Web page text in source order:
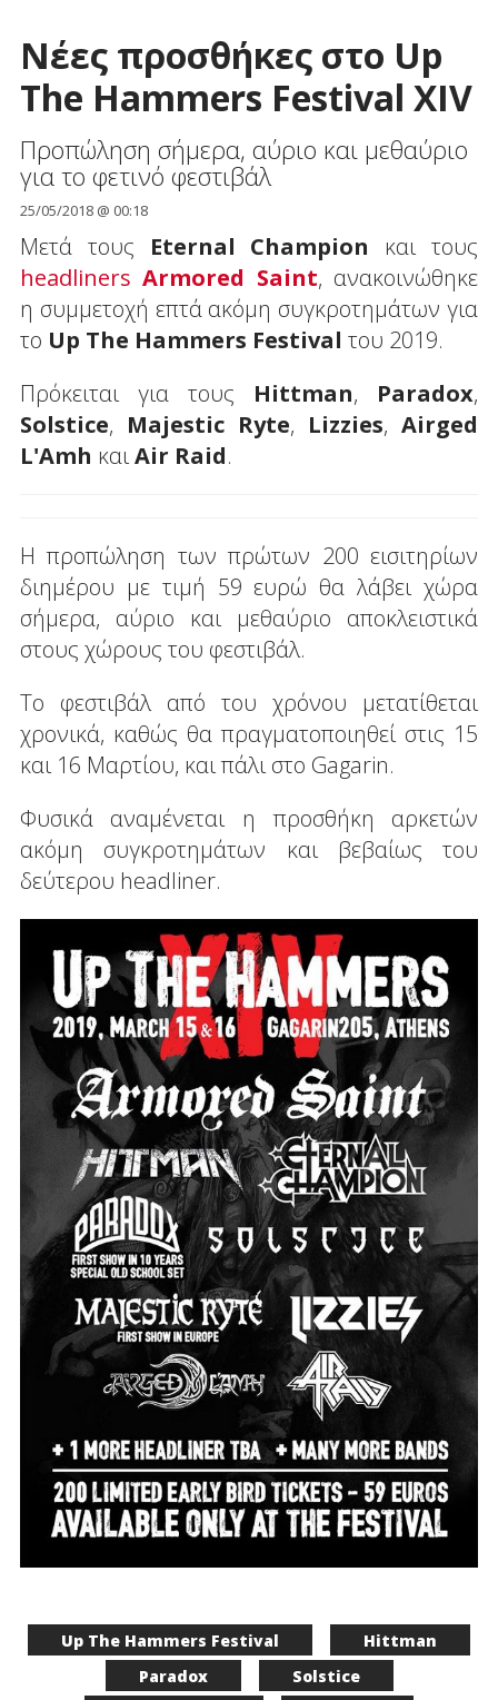
Νέες προσθήκες στο Up
The Hammers Festival XIV
Προπώληση σήμερα, αύριο και μεθαύριο
για το φετινό φεστιβάλ
25/05/2018 @ 00:18
Μετά τους Eternal Champion και τους
headlinersArmored Saint, ανακοινώθηκε
η συμμετοχή επτά ακόμη συγκροτημάτων για
το Up The Hammers Festival του 2019.
Πρόκειται για τους Hittman, Paradox,
Solstice, Majestic Ryte, Lizzies,Airged
L'Amh καιAir Raid.
Η προπώληση των πρώτων 200 εισιτηρίων
διημέρου με τιμή 59 ευρώ θα λάβει χώρα
σήμερα, αύριο και μεθαύριο αποκλειστικά
στους χώρους του φεστιβάλ.
Το φεστιβάλ από του χρόνου μετατίθεται
χρονικά, καθώς θα πραγματοποιηθεί στις 15
και 16 Μαρτίου, και πάλι στο Gagarin.
Φυσικά αναμένεται η προσθήκη αρκετών
ακόμη συγκροτημάτων και βεβαίως του
δεύτερου headliner.
Up The Hammers Festival
Hittman
Paradox
Solstice